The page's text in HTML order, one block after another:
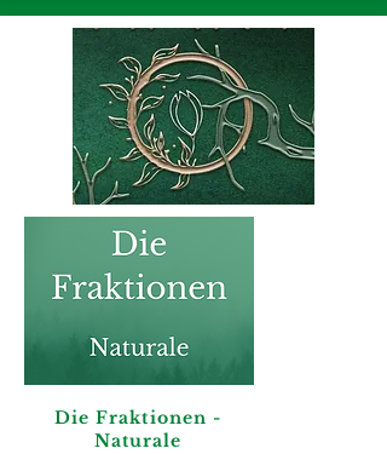
Die Fraktionen -
Naturale